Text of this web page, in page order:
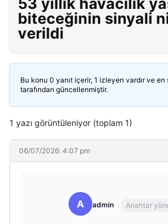
53 yıllık havacılık
biteceğinin sinyali
verildi
Bu konu 0 yanıt içerir, 1 izleyen vardır ve en
tarafından güncellenmiştir.
1 yazı görüntüleniyor (toplam 1)
06/07/2026: 4:07 pm
A admin Anahtar